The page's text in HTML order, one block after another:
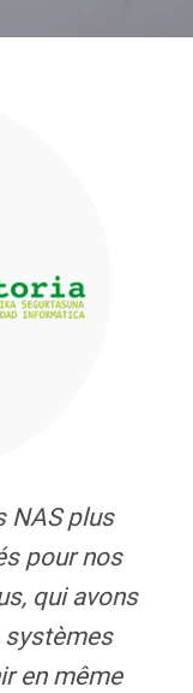
NAS plus
pour nos
qui avons
en même